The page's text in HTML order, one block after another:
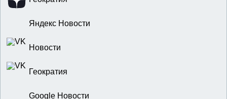
Яндекс Новости
Новости
Геократия
Google Новости